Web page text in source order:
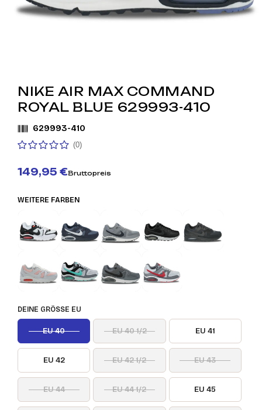
NIKE AIR MAX COMMAND
ROYAL BLUE 629993-410
629993-410
(0)
149,95 €Bruttopreis
WEITERE FARBEN
DEINE GRÖSSE EU
EU 40 EU 40 1/2 EU 41
EU 42 EU 42 1/2 EU 43
EU 44 EU 44 1/2 EU 45